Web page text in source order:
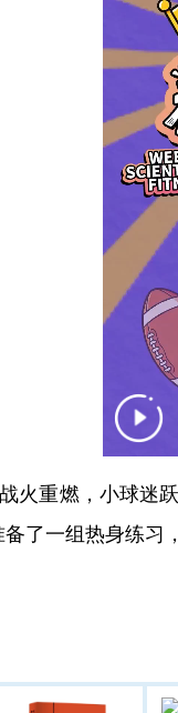
重燃，小球迷
了一组热身练习